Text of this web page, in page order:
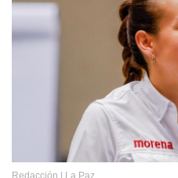
Redacción La Paz